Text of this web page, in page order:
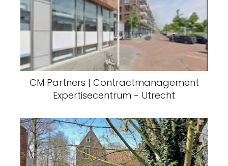
CM Partners | Contractmanagement
Expertisecentrum - Utrecht